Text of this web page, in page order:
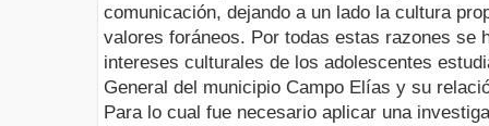
comunicación, dejando a un lado la cultura
valores foráneos. Por todas estas razones se
intereses culturales de los adolescentes
General del municipio Campo Elías y su
Para lo cual fue necesario aplicar una